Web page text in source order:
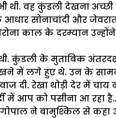
थी. वह कुंडली देखना
सोनाचांदी और
काल के दरम्यान
कुंडली के मुताबिक
देखने में लगे हुए थे. उन के
दी. रेखा थोड़ी देर में
में आप को पसीना आ रहा है…
गोपाल ने बामुश्किल से